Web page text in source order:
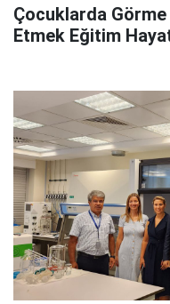
Çocuklarda Görme
Etmek Eğitim